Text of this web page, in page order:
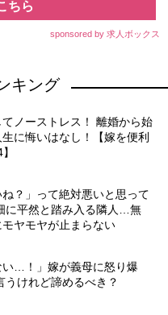
ちら
sponsored by 求人ボックス
キング
ノーストレス！ 離婚から始
に悔いはなし！【嫁を便利
ね？」って絶対悪いと思って
に平然と踏み入る隣人…無
ヤモヤが止まらない
い…！」嫁が義母に怒り爆
けれど諦めるべき？